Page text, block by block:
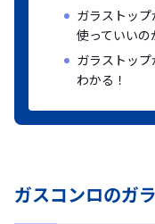
ガラストッ
使っていいの
ガラストッ
わかる！
ガスコンロのガ